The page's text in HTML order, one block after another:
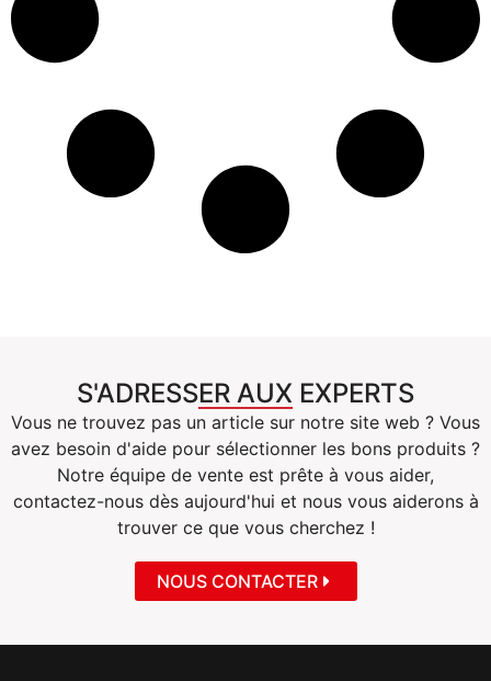
S'ADRESSER AUX EXPERTS
Vous ne trouvez pas un article sur notre site web ? Vous
avez besoin d'aide pour sélectionner les bons produits ?
Notre équipe de vente est prête à vous aider,
contactez-nous dès aujourd'hui et nous vous aiderons à
trouver ce que vous cherchez !
NOUS CONTACTER